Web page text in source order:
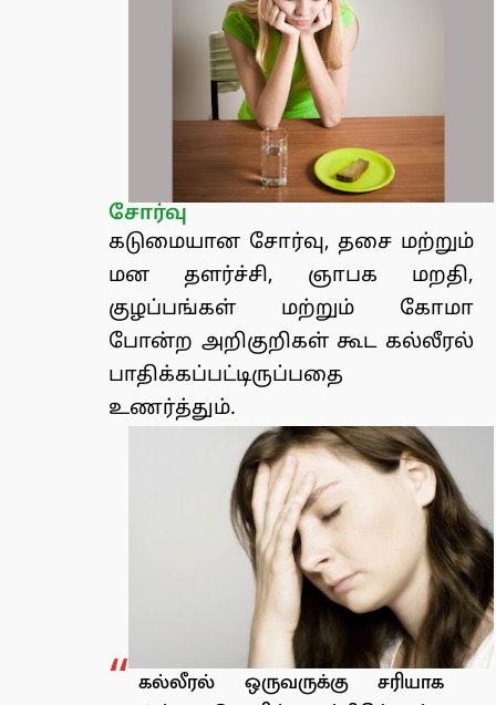
சோர்வு
கடுமையான சோர்வு, தசை மற்றும்
மன தளர்ச்சி, ஞாபக மறதி,
குழப்பங்கள் மற்றும் கோமா
போன்ற அறிகுறிகள் கூட கல்லீரல்
பாதிக்கப்பட்டிருப்பதை
உணர்த்தும்.
கல்லீரல் ஒருவருக்கு சரியாக